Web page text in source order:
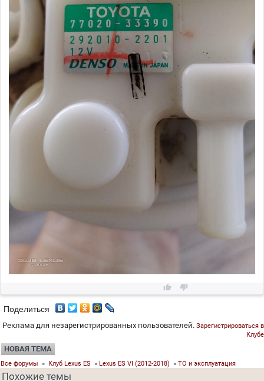
 
Поделиться
Реклама для незарегистрированных пользователей. Зарегистрироваться в
Клубе
НОВАЯ ТЕМА
Все форумы » Клуб Lexus ES » Lexus ES VI (2012-2018) » ТО и эксплуатация
Похожие темы